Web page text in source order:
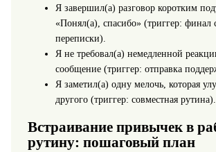
Я завершил(а) разговор коротким
«Понял(а), спасибо» (триггер: финал
переписки).
Я не требовал(а) немедленной
сообщение (триггер: отправка
Я заметил(а) одну мелочь, которая
другого (триггер: совместная рутина).
Встраивание привычек в
рутину: пошаговый план